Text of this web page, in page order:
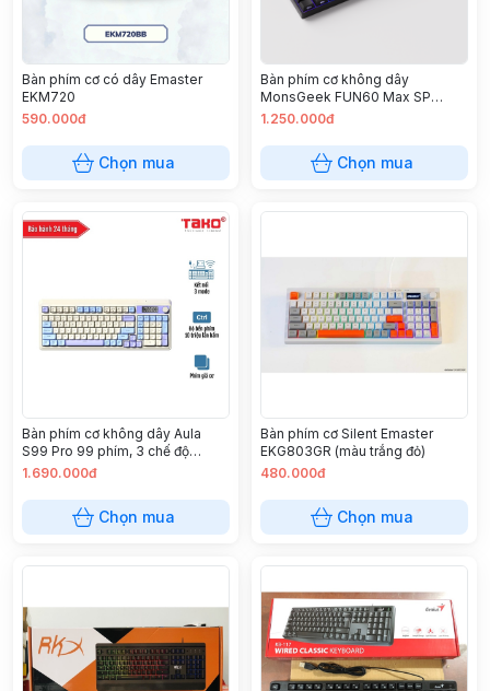
Bàn phím cơ có dây Emaster
EKM720
590.000đ
Chọn mua
Bàn phím cơ không dây
MonsGeek FUN60 Max SP
Black Glare Magnetic Switches
1.250.000đ
Chọn mua
Bàn phím cơ không dây Aula
S99 Pro 99 phím, 3 chế độ
Bluetooth, có dây, không dây
1.690.000đ
Chọn mua
Bàn phím cơ Silent Emaster
EKG803GR (màu trắng đỏ)
480.000đ
Chọn mua